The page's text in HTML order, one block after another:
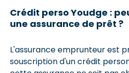
Crédit persoYoudge :
une assurance de prêt ?
L'assurance emprunteur est
souscription d'un crédit